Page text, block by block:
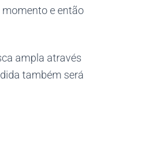
e então
ampla através
também será